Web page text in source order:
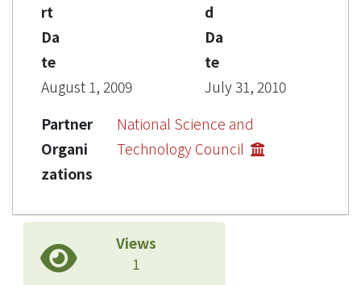
rt
Da
te
August 1, 2009
d
Da
te
July 31, 2010
Partner
Organi
zations
National Science and
Technology Council
Views
1